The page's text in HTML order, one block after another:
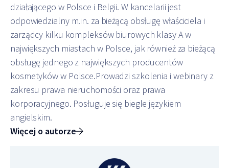
działającego w Polsce i Belgii. W kancelarii jest
odpowiedzialny m.in. za bieżącą obsługę właściciela i
zarządcy kilku kompleksów biurowych klasy A w
największych miastach w Polsce, jak również za bieżącą
obsługę jednego z największych producentów
kosmetyków w Polsce.Prowadzi szkolenia i webinary z
zakresu prawa nieruchomości oraz prawa
korporacyjnego. Posługuje się biegle językiem
angielskim.
Więcej o autorze